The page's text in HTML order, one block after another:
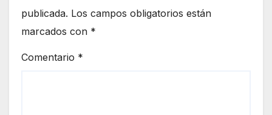
publicada. Los campos obligatorios están
marcados con *
Comentario *